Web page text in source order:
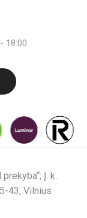
18:00
Į. k.:
43, Vilnius